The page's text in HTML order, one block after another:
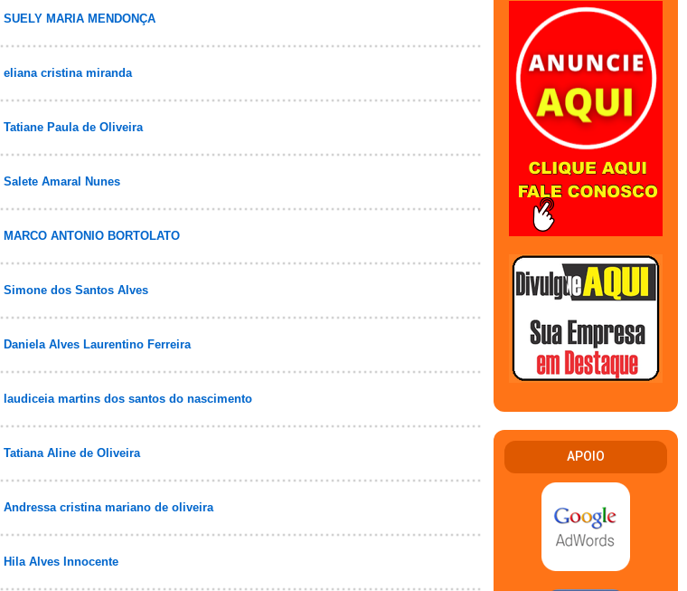
SUELY MARIA MENDONÇA
eliana cristina miranda
Tatiane Paula de Oliveira
Salete Amaral Nunes
MARCO ANTONIO BORTOLATO
Simone dos Santos Alves
Daniela Alves Laurentino Ferreira
laudiceia martins dos santos do nascimento
Tatiana Aline de Oliveira
Andressa cristina mariano de oliveira
Hila Alves Innocente
APOIO